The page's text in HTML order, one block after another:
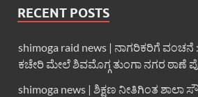
RECENT POSTS
shimoga raid news | ನಾಗರಿಕರಿಗೆ
ಕಚೇರಿ ಮೇಲೆ ಶಿವಮೊಗ್ಗ ತುಂಗಾ ನಗರ ಠಾಣೆ
shimoga news | ಶಿಕ್ಷಣ ನೀತಿಗಿಂತ ಶಾಲಾ